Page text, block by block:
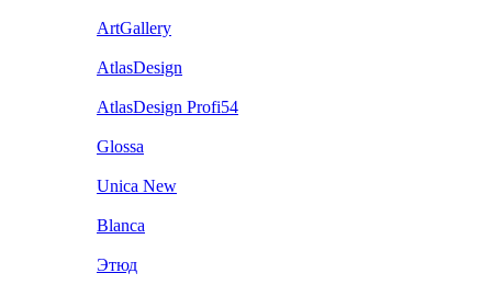
ArtGallery
AtlasDesign
AtlasDesign Profi54
Glossa
Unica New
Blanca
Этюд